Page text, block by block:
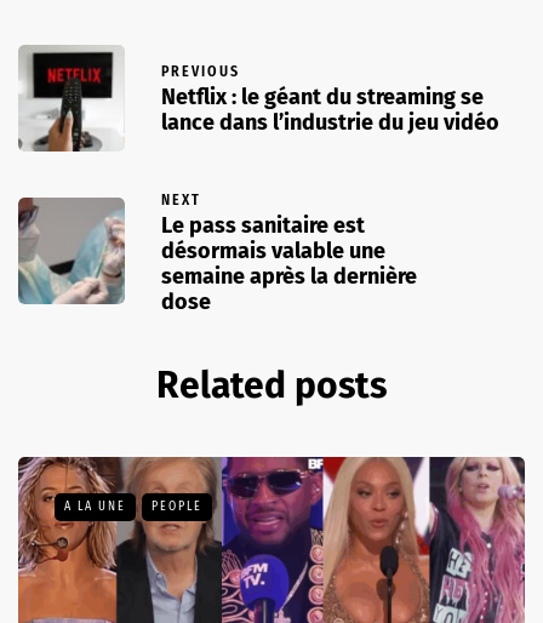
PREVIOUS
Netflix : le géant du streaming se
lance dans l’industrie du jeu vidéo
NEXT
Le pass sanitaire est
désormais valable une
semaine après la dernière
dose
Related posts
A LA UNE PEOPLE